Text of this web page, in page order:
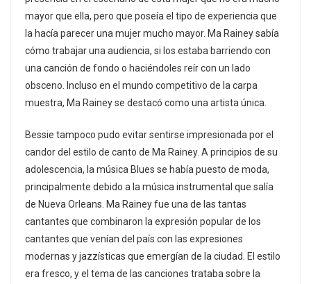
mayor que ella, pero que poseía el tipo de experiencia que
la hacía parecer una mujer mucho mayor. Ma Rainey sabía
cómo trabajar una audiencia, si los estaba barriendo con
una canción de fondo o haciéndoles reír con un lado
obsceno. Incluso en el mundo competitivo de la carpa
muestra, Ma Rainey se destacó como una artista única.
Bessie tampoco pudo evitar sentirse impresionada por el
candor del estilo de canto de Ma Rainey. A principios de su
adolescencia, la música Blues se había puesto de moda,
principalmente debido a la música instrumental que salía
de Nueva Orleans. Ma Rainey fue una de las tantas
cantantes que combinaron la expresión popular de los
cantantes que venían del país con las expresiones
modernas y jazzísticas que emergían de la ciudad. El estilo
era fresco, y el tema de las canciones trataba sobre la